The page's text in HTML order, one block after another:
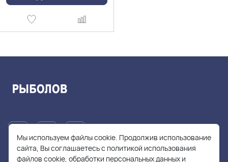
Мы используем файлы cookie. Продолжив использование
сайта, Вы соглашаетесь с политикой использования
файлов cookie, обработки персональных данных и